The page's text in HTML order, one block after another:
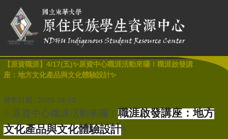
【原資職涯】4/17(五)✨原資中心職涯活動來囉！職涯啟發講
座：地方文化產品與文化體驗設計✨
發布日期 : 2026-04-02
✨原資中心職涯活動來囉！ 職涯啟發講座：地方
文化產品與文化體驗設計✨